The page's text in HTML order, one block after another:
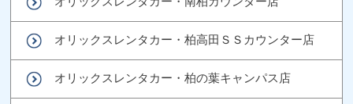
オリックスレンタカー・柏高田ＳＳカウンター店
オリックスレンタカー・柏の葉キャンパス店